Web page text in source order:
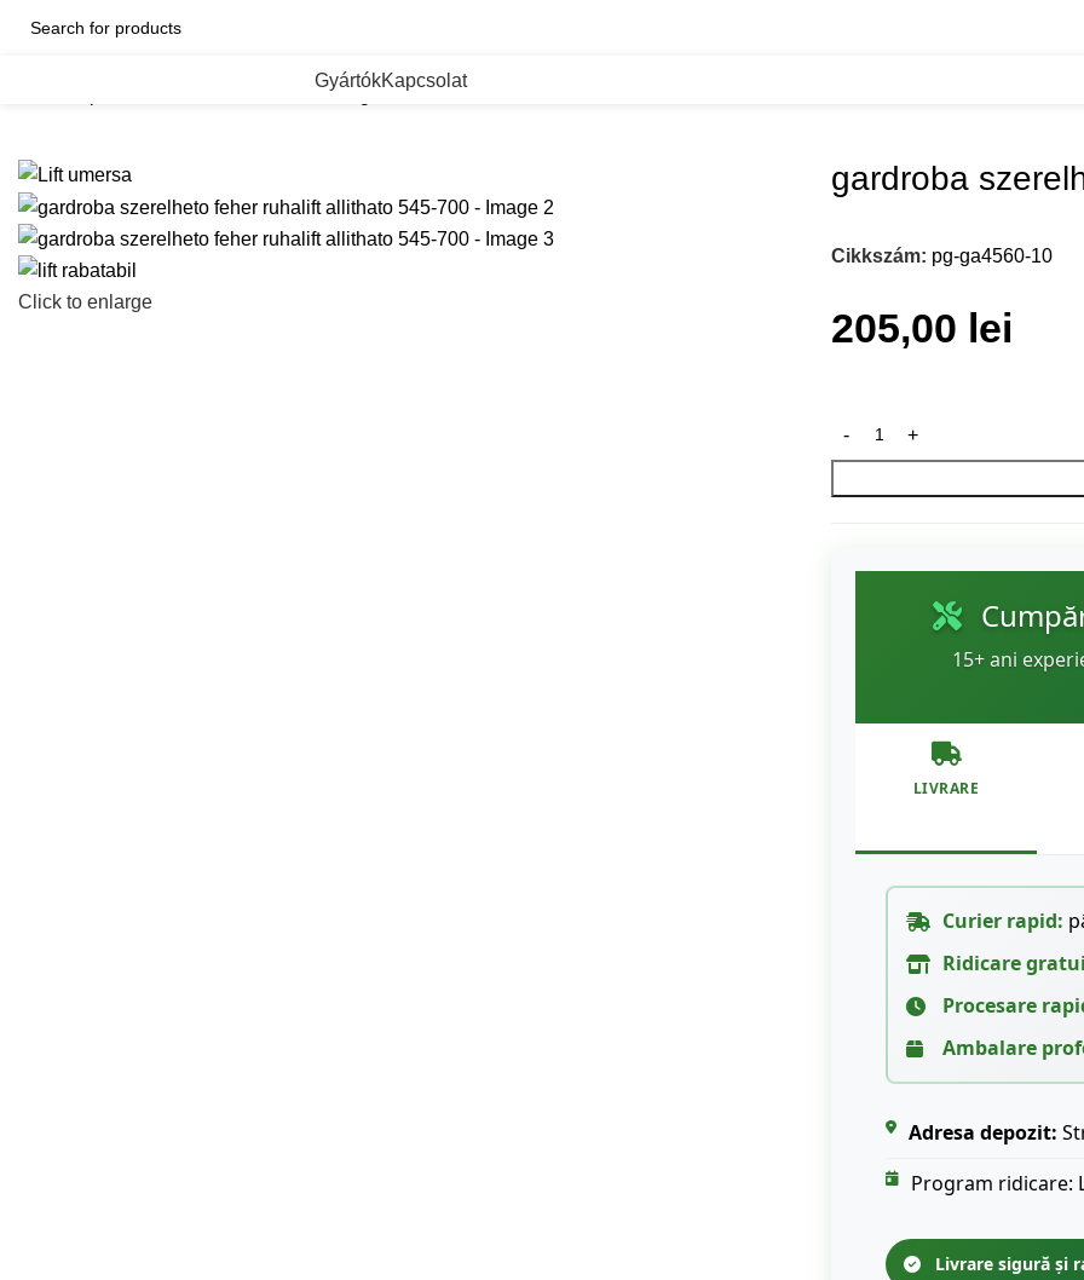
GyártókKapcsolat
Ruhaliftek gardroba szerelheto feher ruhalift allithato 545-700
Click to enlarge
gardroba
Cikkszám: pg-ga4560-10
205,00 lei
15+ ani
LIVRARE
Curier rapid:
Ridicare
Procesare
Ambalare
Adresa depozit:
Program ridicare:
Livrare sigură și